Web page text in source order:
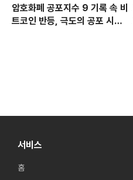
암호화폐 공포지수 9 기록 속 비
트코인 반등, 극도의 공포 시장
서비스
홈